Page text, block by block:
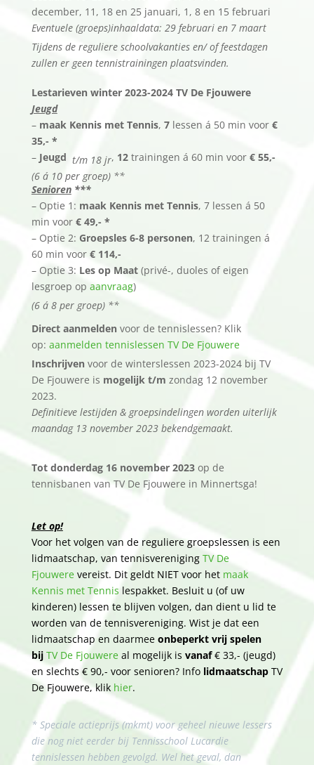
december, 11, 18 en 25 januari, 1, 8 en 15 februari
Eventuele (groeps)inhaaldata: 29 februari en 7 maart
Tijdens de reguliere schoolvakanties en/ of feestdagen
zullen er geen tennistrainingen plaatsvinden.
Lestarieven winter 2023-2024 TV De Fjouwere
Jeugd
– maak Kennis met Tennis, 7lessen á 50 min voor €
35,- *
– Jeugd t/m 18 jr, 12trainingen á 60 min voor € 55,-
(6 á 10 per groep) **
Senioren***
– Optie 1: maak Kennis met Tennis, 7 lessen á 50
min voor € 49,- *
– Optie 2: Groepsles 6-8 personen, 12 trainingen á
60 min voor € 114,-
– Optie 3: Les op Maat(privé-, duoles of eigen
lesgroep op aanvraag)
(6 á 8 per groep) **
Direct aanmelden voor de tennislessen? Klik
op: aanmelden tennislessen TV De Fjouwere
Inschrijven voor de winterslessen 2023-2024 bij TV
De Fjouwere is mogelijk t/m zondag 12 november
2023.
Definitieve lestijden & groepsindelingen worden uiterlijk
maandag 13 november 2023 bekendgemaakt.
Tot donderdag 16 november 2023 op de
tennisbanen van TV De Fjouwere in Minnertsga!
Let op!
Voor het volgen van de reguliere groepslessen is een
lidmaatschap, van tennisvereniging TV De
Fjouwere vereist. Dit geldt NIET voor het maak
Kennis met Tennis lespakket. Besluit u (of uw
kinderen) lessen te blijven volgen, dan dient u lid te
worden van de tennisvereniging. Wist je dat een
lidmaatschap en daarmee onbeperkt vrij spelen
bij TV De Fjouwere al mogelijk is vanaf€ 33,- (jeugd)
en slechts € 90,- voor senioren? Info lidmaatschapTV
De Fjouwere, klik hier.
* Speciale actieprijs (mkmt) voor geheel nieuwe lessers
die nog niet eerder bij Tennisschool Lucardie
tennislessen hebben gevolgd. Wel het geval, dan